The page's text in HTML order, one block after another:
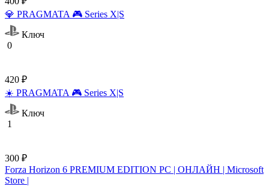
💎 PRAGMATA 🎮 Series X|S
Ключ
0
420 ₽
☀️ PRAGMATA 🎮 Series X|S
Ключ
1
300 ₽
Forza Horizon 6 PREMIUM EDITION PC | ОНЛАЙН | Microsoft
Store |